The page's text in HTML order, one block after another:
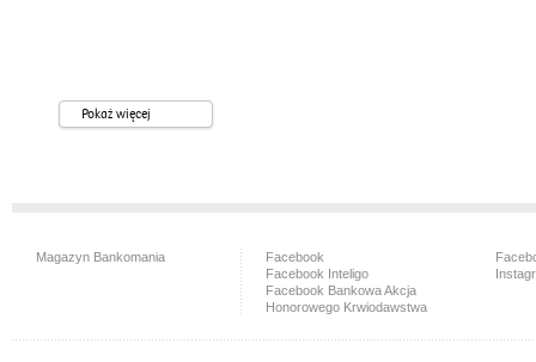
Pokaż więcej
Magazyn Bankomania
Facebook
Facebook Inteligo
Facebook Bankowa Akcja
Honorowego Krwiodawstwa